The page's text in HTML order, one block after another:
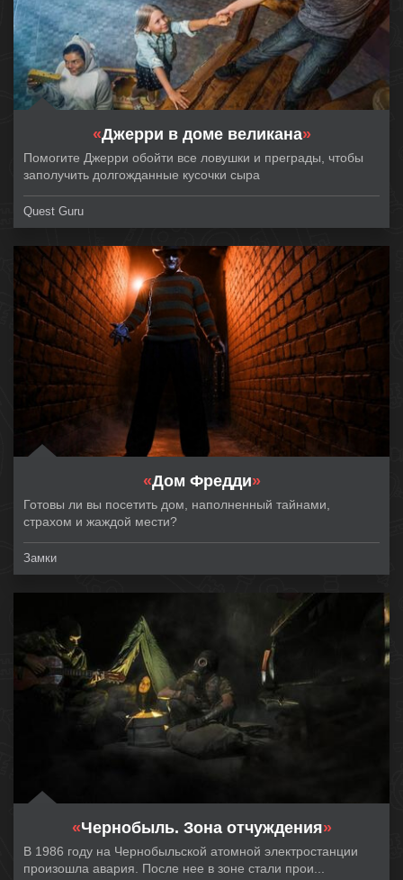
«Джерри в доме великана»
Помогите Джерри обойти все ловушки и преграды, чтобы
заполучить долгожданные кусочки сыра
Quest Guru
«Дом Фредди»
Готовы ли вы посетить дом, наполненный тайнами,
страхом и жаждой мести?
Замки
«Чернобыль. Зона отчуждения»
В 1986 году на Чернобыльской атомной электростанции
произошла авария. После нее в зоне стали прои...